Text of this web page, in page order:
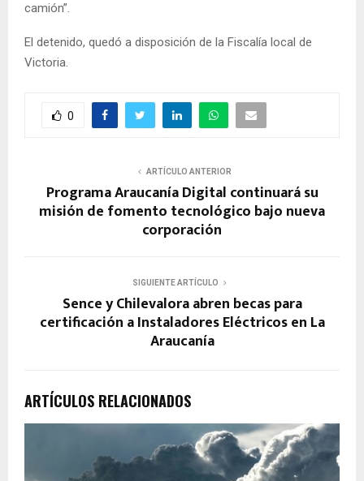
camión”.
El detenido, quedó a disposición de la Fiscalía local de
Victoria.
0
ARTÍCULO ANTERIOR
Programa Araucanía Digital continuará su
misión de fomento tecnológico bajo nueva
corporación
SIGUIENTE ARTÍCULO
Sence y Chilevalora abren becas para
certificación a Instaladores Eléctricos en La
Araucanía
ARTÍCULOS RELACIONADOS